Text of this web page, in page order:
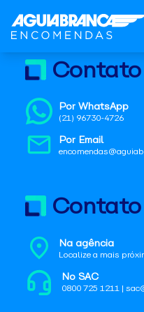
Por WhatsApp
(21) 96730-4726
Por Email
Na agência
Localize a mais
No SAC
0800 725 1211 |